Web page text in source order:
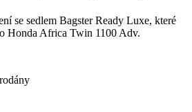
se sedlem Bagster Ready Luxe, které
Honda Africa Twin 1100 Adv.